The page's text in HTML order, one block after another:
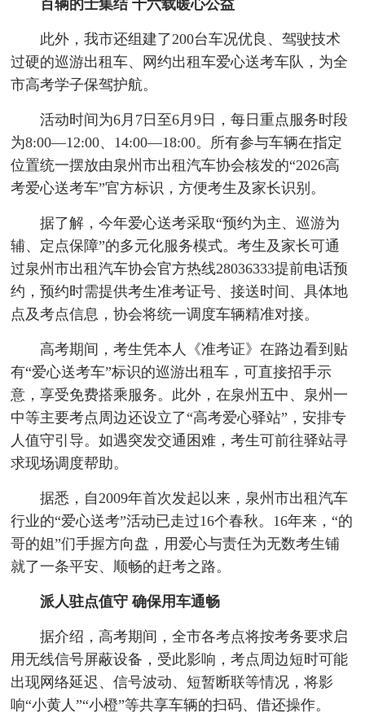
百辆的士集结 十六载暖心公益
此外，我市还组建了200台车况优良、驾驶技术
过硬的巡游出租车、网约出租车爱心送考车队，为全
市高考学子保驾护航。
活动时间为6月7日至6月9日，每日重点服务时段
为8:00—12:00、14:00—18:00。所有参与车辆在指定
位置统一摆放由泉州市出租汽车协会核发的“2026高
考爱心送考车”官方标识，方便考生及家长识别。
据了解，今年爱心送考采取“预约为主、巡游为
辅、定点保障”的多元化服务模式。考生及家长可通
过泉州市出租汽车协会官方热线28036333提前电话预
约，预约时需提供考生准考证号、接送时间、具体地
点及考点信息，协会将统一调度车辆精准对接。
高考期间，考生凭本人《准考证》在路边看到贴
有“爱心送考车”标识的巡游出租车，可直接招手示
意，享受免费搭乘服务。此外，在泉州五中、泉州一
中等主要考点周边还设立了“高考爱心驿站”，安排专
人值守引导。如遇突发交通困难，考生可前往驿站寻
求现场调度帮助。
据悉，自2009年首次发起以来，泉州市出租汽车
行业的“爱心送考”活动已走过16个春秋。16年来，“的
哥的姐”们手握方向盘，用爱心与责任为无数考生铺
就了一条平安、顺畅的赶考之路。
派人驻点值守 确保用车通畅
据介绍，高考期间，全市各考点将按考务要求启
用无线信号屏蔽设备，受此影响，考点周边短时可能
出现网络延迟、信号波动、短暂断联等情况，将影
响“小黄人”“小橙”等共享车辆的扫码、借还操作。